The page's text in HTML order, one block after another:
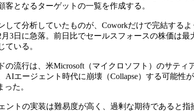
となるターゲットの一覧を作成する。
して分析していたものが、Coworkだけで完結する
月3日に急落。前日比でセールスフォースの株価は
ている。
の流行は、米Microsoft（マイクロソフト）のサテ
AIエージェント時代に崩壊（Collapse）する可能
た。
トの実装は難易度が高く、過剰な期待であると